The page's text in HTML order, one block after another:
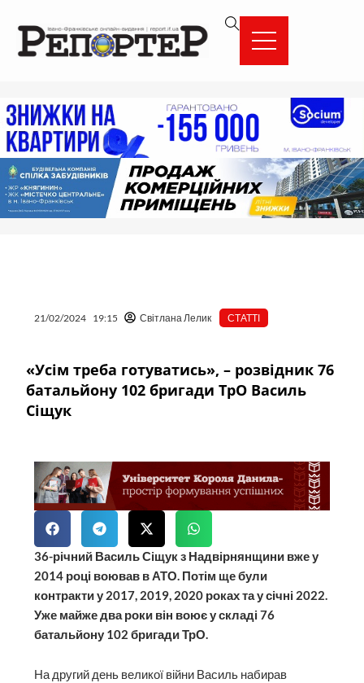
вмісту
21/02/2024 19:15 Світлана Лелик СТАТТІ
«Усім треба готуватись», – розвідник 76
батальйону 102 бригади ТрО Василь
Сіщук
36-річний Василь Сіщук з Надвірнянщини вже у
2014 році воював в АТО. Потім ще були
контракти у 2017, 2019, 2020 роках та у січні 2022.
Уже майже два роки він воює у складі 76
батальйону 102 бригади ТрО.
На другий день великої війни Василь набирав